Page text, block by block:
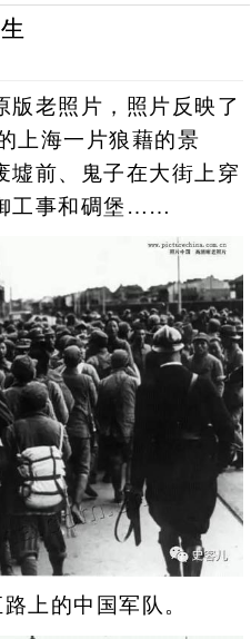
老照片，照片反映了
上海一片狼藉的景
墟前、鬼子在大街上穿
工事和碉堡……
上的中国军队。